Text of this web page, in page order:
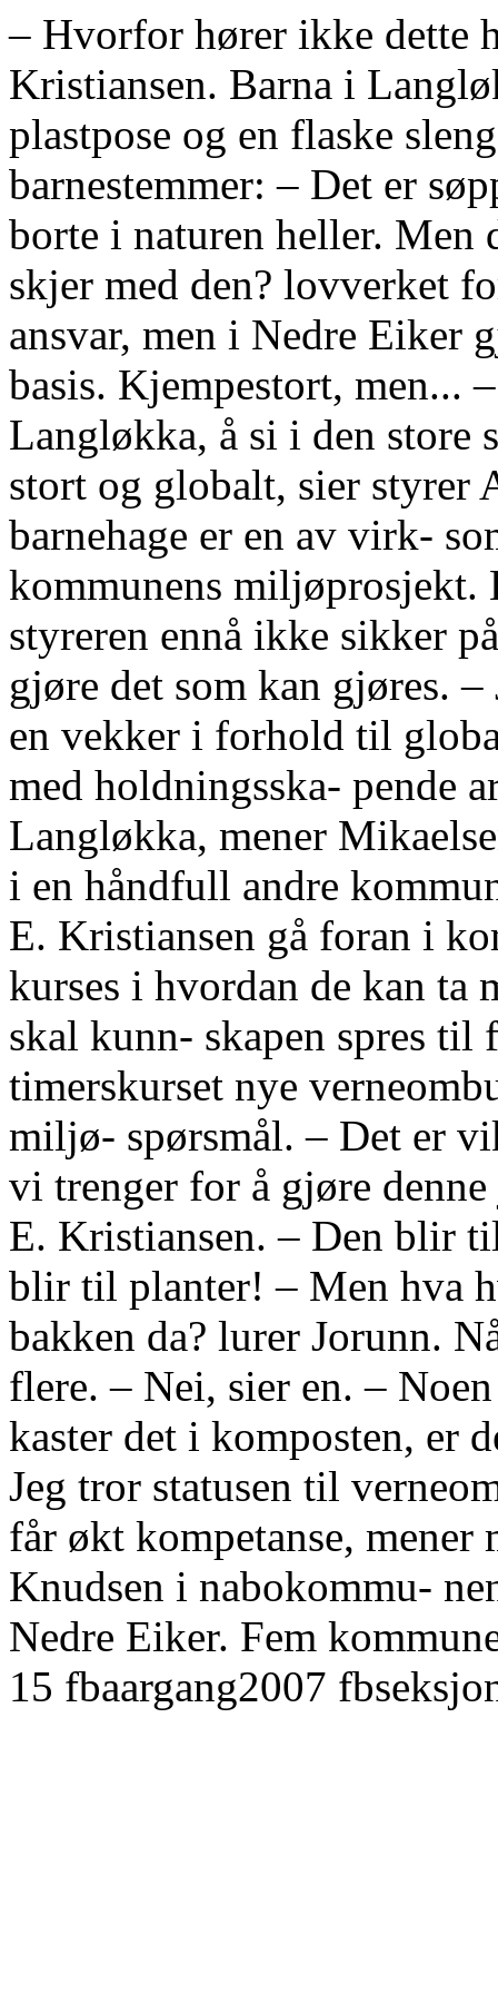
– Hvorfor hører ikke dette
Kristiansen. Barna i
plastpose og en flaske
barnestemmer: – Det er
borte i naturen heller. Men
skjer med den? lovverket
ansvar, men i Nedre
basis. Kjempestort, men...
Langløkka, å si i den store
stort og globalt, sier
barnehage er en av virk-
kommunens miljøprosjekt.
styreren ennå ikke sikker
gjøre det som kan gjøres.
en vekker i forhold til
med holdningsska- pende
Langløkka, mener
i en håndfull andre
E. Kristiansen gå foran i
kurses i hvordan de kan ta
skal kunn- skapen spres
timerskurset nye
miljø- spørsmål. – Det er
vi trenger for å gjøre
E. Kristiansen. – Den blir
blir til planter! – Men hva
bakken da? lurer Jorunn.
flere. – Nei, sier en. –
kaster det i komposten, er
Jeg tror statusen til
får økt kompetanse,
Knudsen i nabokommu-
Nedre Eiker. Fem
15 fbaargang2007